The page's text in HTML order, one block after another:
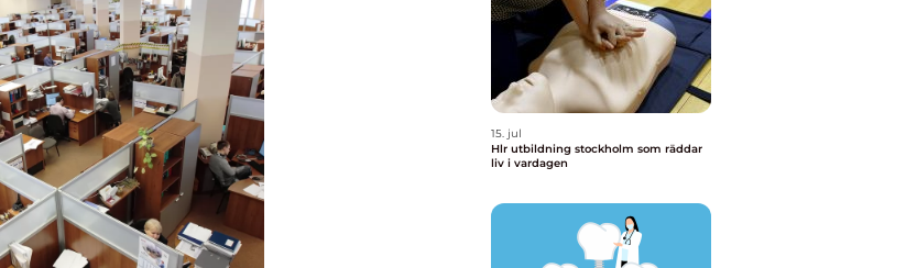
15. jul
Hlr utbildning stockholm som räddar
liv i vardagen